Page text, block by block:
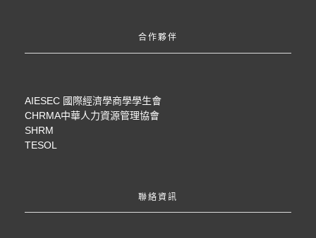
合作夥伴
AIESEC 國際經濟學商學學生會
CHRMA中華人力資源管理協會
SHRM
TESOL
聯絡資訊